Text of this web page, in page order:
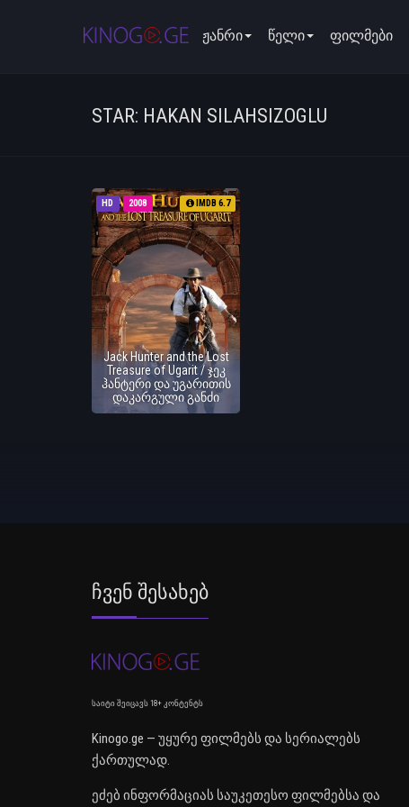
ჟანრი წელი ფილმები
STAR: HAKAN SILAHSIZOGLU
HD 2008 IMDB 6.7
Jack Hunter and the Lost
Treasure of Ugarit / ჯეკ
ჰანტერი და უგარითის
დაკარგული განძი
Ჩვენ Შესახებ
საიტი შეიცავს 18+ კონტენტს
Kinogo.ge — უყურე ფილმებს და სერიალებს
ქართულად.
ეძებ ინფორმაციას საუკეთესო ფილმებსა და